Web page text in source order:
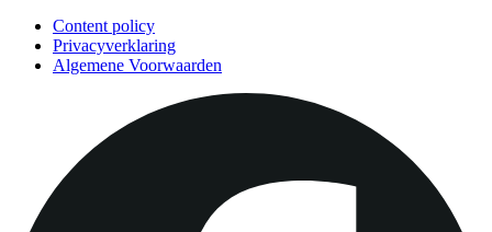
Content policy
Privacyverklaring
Algemene Voorwaarden